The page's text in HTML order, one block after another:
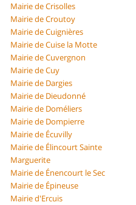
Mairie de Crisolles
Mairie de Croutoy
Mairie de Cuignières
Mairie de Cuise la Motte
Mairie de Cuvergnon
Mairie de Cuy
Mairie de Dargies
Mairie de Dieudonné
Mairie de Doméliers
Mairie de Dompierre
Mairie de Écuvilly
Mairie de Élincourt Sainte
Marguerite
Mairie de Énencourt le Sec
Mairie de Épineuse
Mairie d'Ercuis